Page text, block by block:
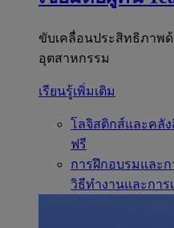
ขับเคลื่อนประสิทธิภาพด้
อุตสาหกรรม
เรียนรู้เพิ่มเติม
โลจิสติกส์และคลั
ฟรี
การฝึกอบรมและ
วิธีทำงานและการ